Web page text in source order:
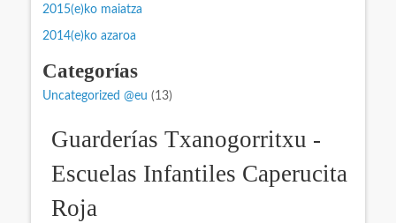
2015(e)ko maiatza
2014(e)ko azaroa
Categorías
Uncategorized @eu (13)
Guarderías Txanogorritxu -
Escuelas Infantiles Caperucita
Roja